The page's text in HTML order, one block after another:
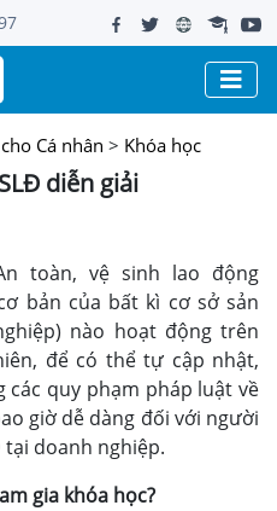
Cá nhân > Khóa học
diễn giải
toàn, vệ sinh lao động
bản của bất kì cơ sở sản
nào hoạt động trên
để có thể tự cập nhật,
quy phạm pháp luật về
giờ dễ dàng đối với người
tại doanh nghiệp.
gia khóa học?